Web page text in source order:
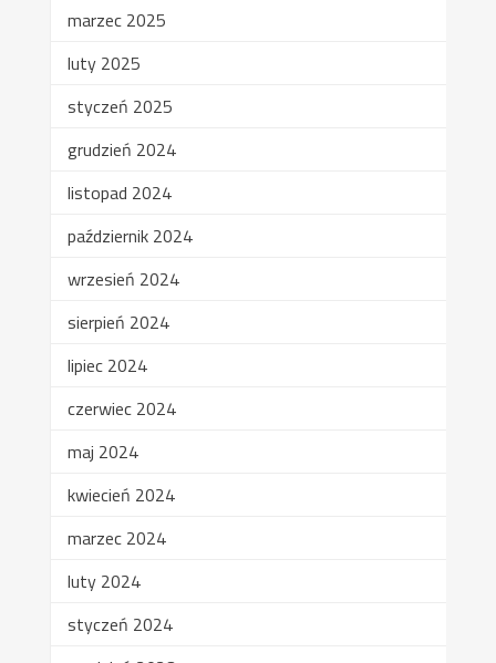
marzec 2025
luty 2025
styczeń 2025
grudzień 2024
listopad 2024
październik 2024
wrzesień 2024
sierpień 2024
lipiec 2024
czerwiec 2024
maj 2024
kwiecień 2024
marzec 2024
luty 2024
styczeń 2024